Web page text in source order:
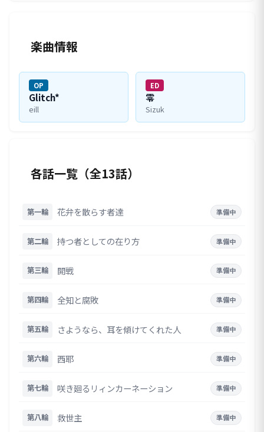
楽曲情報
OP
Glitch*
eill
ED
零
Sizuk
各話一覧（全13話）
第一輪 花弁を散らす者達 準備中
第二輪 持つ者としての在り方 準備中
第三輪 開戦 準備中
第四輪 全知と腐敗 準備中
第五輪 さようなら、耳を傾けてくれた人 準備中
第六輪 西耶 準備中
第七輪 咲き廻るリィンカーネーション 準備中
第八輪 救世主 準備中